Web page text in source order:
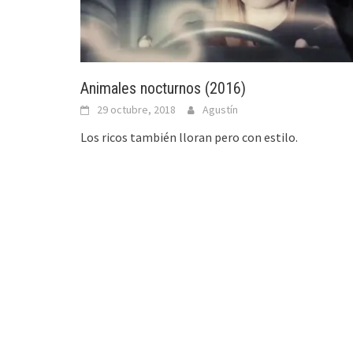
Animales nocturnos (2016)
29 octubre, 2018 Agustín
Los ricos también lloran pero con estilo.